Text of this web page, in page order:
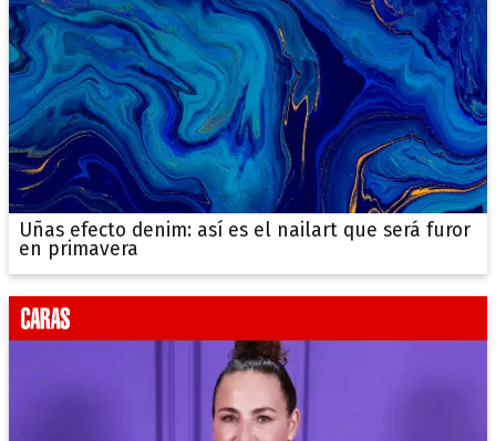
Uñas efecto denim: así es el nailart que será furor
en primavera